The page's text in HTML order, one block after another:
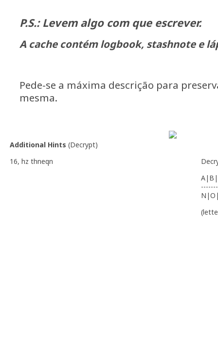
P.S.: Levem algo com que escrever.
A cache contém logbook, stashnote e
Pede-se a máxima descrição para
mesma.
Additional Hints (Decrypt)
16, hz thneqn